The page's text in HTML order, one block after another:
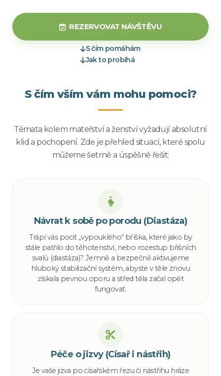
REZERVOVAT NÁVŠTĚVU
S čím pomáhám
Jak to probíhá
S čím vším vám mohu pomoci?
Témata kolem mateřství a ženství vyžadují absolutní
klid a pochopení. Zde je přehled situací, které spolu
můžeme šetrně a úspěšně řešit:
Návrat k sobě po porodu (Diastáza)
Trápí vás pocit „vypouklého“ bříška, které jako by
stále patřilo do těhotenství, nebo rozestup břišních
svalů (diastáza)? Jemně a bezpečně aktivujeme
hluboký stabilizační systém, abyste v těle znovu
získala pevnou oporu a střed těla začal opět
fungovat.
Péče o jizvy (Císař i nástřih)
Je vaše jizva po císařském řezu či nástřihu hráze